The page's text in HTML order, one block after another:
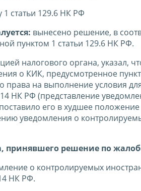
1 статьи 129.6 НК РФ
вынесено решение, в
пунктом 1 статьи 129.6 НК РФ.
налогового органа, указал,
о КИК, предусмотренное
права на выполнение условия
НК РФ (представление
его в худшее
уведомления о
принявшего решение по
о контролируемых
НК РФ.